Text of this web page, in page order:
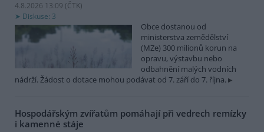
4.8.2026 13:09 (ČTK)
Diskuse: 3
Obce dostanou od
ministerstva zemědělství
(MZe) 300 milionů korun na
opravu, výstavbu nebo
odbahnění malých vodních
nádrží. Žádost o dotace mohou podávat od 7. září do 7. října.
Hospodářským zvířatům pomáhají při vedrech remízky
i kamenné stáje